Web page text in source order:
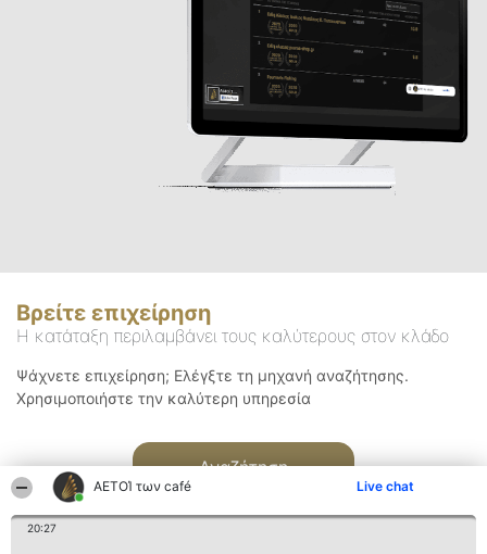
ΑΕΤΟΊ των café Live chat
20:27
Βρείτε επιχείρηση
Η κατάταξη περιλαμβάνει τους καλύτερους στον κλάδο
Ψάχνετε επιχείρηση; Ελέγξτε τη μηχανή αναζήτησης.
Χρησιμοποιήστε την καλύτερη υπηρεσία
Αναζήτηση